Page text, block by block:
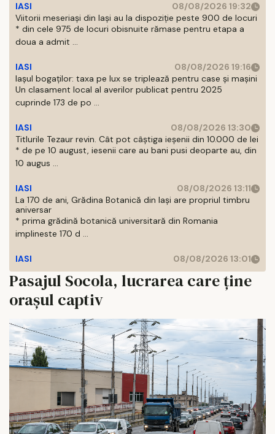
IASI
08/08/2026 19:32
Viitorii meseriași din Iași au la dispoziție peste 900 de locuri
* din cele 975 de locuri obisnuite rămase pentru etapa a
doua a admit ...
IASI
08/08/2026 19:16
Iașul bogaților: taxa pe lux se triplează pentru case și mașini
Un clasament local al averilor publicat pentru 2025
cuprinde 173 de po ...
IASI
08/08/2026 13:30
Titlurile Tezaur revin. Cât pot câștiga ieșenii din 10.000 de lei
* de pe 10 august, iesenii care au bani pusi deoparte au, din
10 augus ...
IASI
08/08/2026 13:11
La 170 de ani, Grădina Botanică din Iași are propriul timbru
aniversar
* prima grădină botanică universitară din Romania
implineste 170 d ...
IASI 08/08/2026 13:01
Pasajul Socola, lucrarea care ține
orașul captiv